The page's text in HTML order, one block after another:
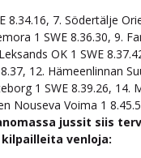
8.34.16, 7. Södertälje
1 SWE 8.36.30, 9.
OK 1 SWE
12. Hämeenlinnan
1 SWE 8.39.26, 14.
Nouseva Voima 1
jussit siis
venloja: